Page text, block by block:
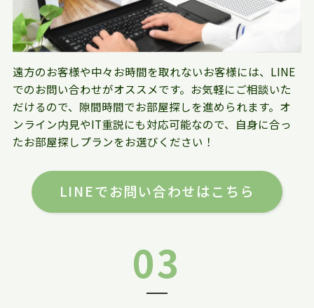
遠方のお客様や中々お時間を取れないお客様には、LINE
でのお問い合わせがオススメです。お気軽にご相談いた
だけるので、隙間時間でお部屋探しを進められます。オ
ンライン内見やIT重説にも対応可能なので、自身に合っ
たお部屋探しプランをお選びください！
LINEでお問い合わせはこちら
03